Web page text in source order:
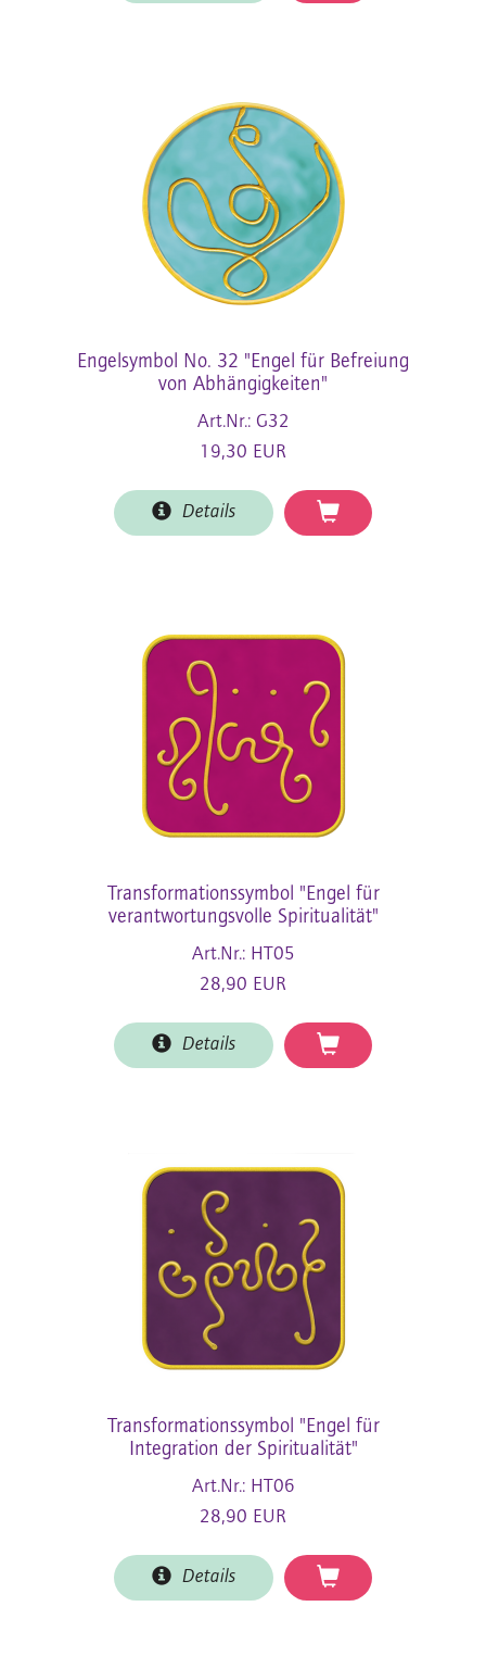
Engelsymbol No. 32 "Engel für Befreiung
von Abhängigkeiten"
Art.Nr.: G32
19,30 EUR
Details
Transformationssymbol "Engel für
verantwortungsvolle Spiritualität"
Art.Nr.: HT05
28,90 EUR
Details
Transformationssymbol "Engel für
Integration der Spiritualität"
Art.Nr.: HT06
28,90 EUR
Details